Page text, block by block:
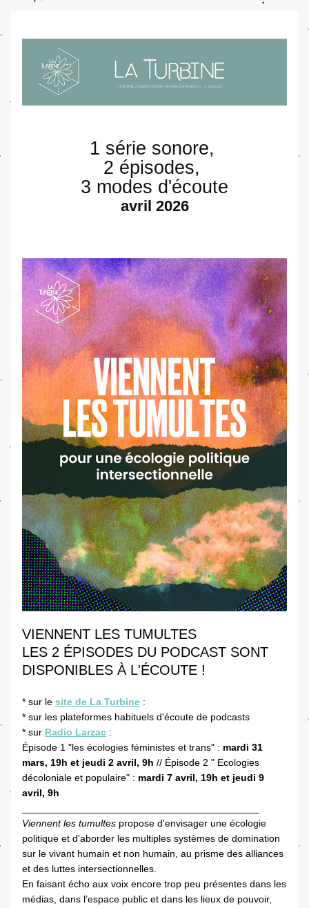
1 série sonore,
2 épisodes,
3 modes d'écoute
avril 2026
VIENNENT LES TUMULTES
LES 2 ÉPISODES DU PODCAST SONT
DISPONIBLES À L'ÉCOUTE !
* sur le site de La Turbine :
* sur les plateformes habituels d'écoute de podcasts
* sur Radio Larzac :
Épisode 1 "les écologies féministes et trans" : mardi 31
mars, 19h et jeudi 2 avril, 9h // Épisode 2 " Ecologies
décoloniale et populaire" : mardi 7 avril, 19h et jeudi 9
avril, 9h
Viennent les tumultes propose d'envisager une écologie
politique et d'aborder les multiples systèmes de domination
sur le vivant humain et non humain, au prisme des alliances
et des luttes intersectionnelles.
En faisant écho aux voix encore trop peu présentes dans les
médias, dans l’espace public et dans les lieux de pouvoir,